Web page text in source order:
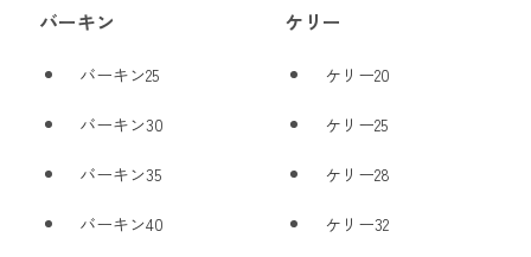
バーキン
バーキン25
バーキン30
バーキン35
バーキン40
ケリー
ケリー20
ケリー25
ケリー28
ケリー32